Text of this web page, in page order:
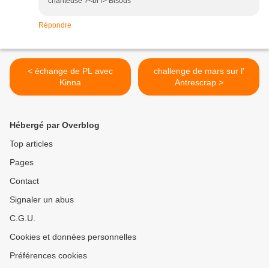
Répondre
< échange de PL avec
Kinna
challenge de mars sur l'
Antrescrap >
Hébergé par Overblog
Top articles
Pages
Contact
Signaler un abus
C.G.U.
Cookies et données personnelles
Préférences cookies